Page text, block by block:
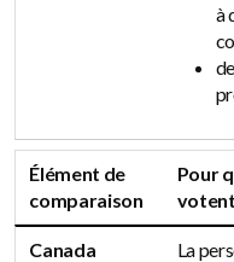
à
Élément de
comparaison
Pour
Canada
La